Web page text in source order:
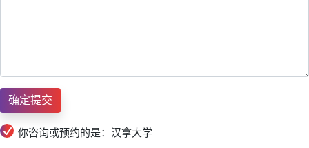
你咨询或预约的是：汉拿大学